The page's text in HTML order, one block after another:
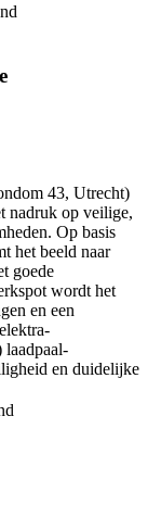
43, Utrecht)
nadruk op veilige,
Op basis
het beeld naar
goede
wordt het
en een
laadpaal-
en duidelijke